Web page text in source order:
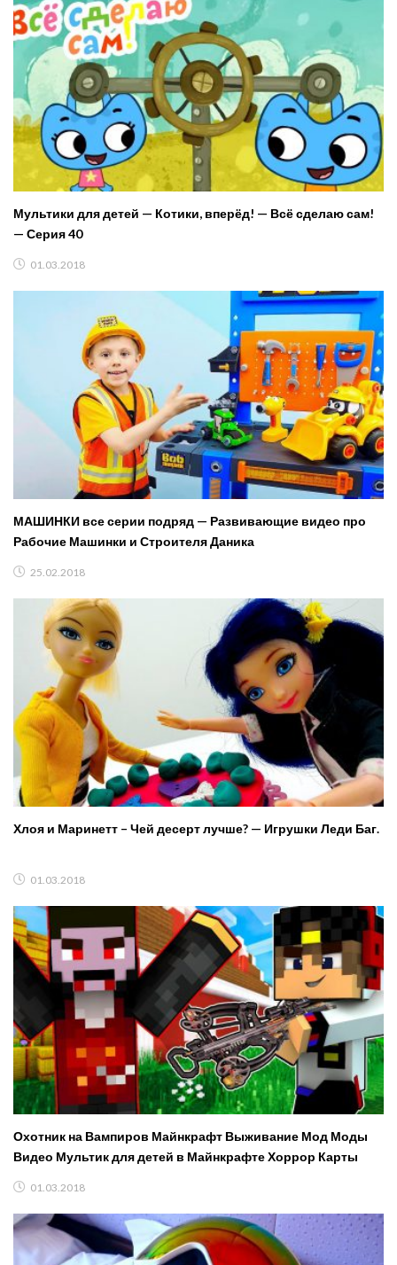
Мультики для детей — Котики, вперёд! — Всё сделаю сам!
— Серия 40
01.03.2018
МАШИНКИ все серии подряд — Развивающие видео про
Рабочие Машинки и Строителя Даника
25.02.2018
Хлоя и Маринетт – Чей десерт лучше? — Игрушки Леди Баг.
01.03.2018
Охотник на Вампиров Майнкрафт Выживание Мод Моды
Видео Мультик для детей в Майнкрафте Хоррор Карты
01.03.2018